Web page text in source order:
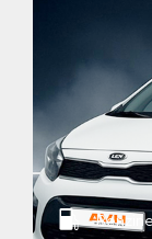
Benzine